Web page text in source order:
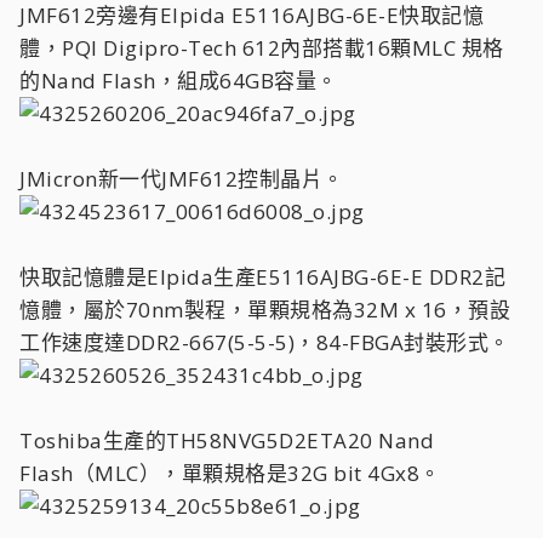
JMF612旁邊有Elpida E5116AJBG-6E-E快取記憶
體，PQI Digipro-Tech 612內部搭載16顆MLC 規格
的Nand Flash，組成64GB容量。
JMicron新一代JMF612控制晶片。
快取記憶體是Elpida生產E5116AJBG-6E-E DDR2記
憶體，屬於70nm製程，單顆規格為32M x 16，預設
工作速度達DDR2-667(5-5-5)，84-FBGA封裝形式。
Toshiba生產的TH58NVG5D2ETA20 Nand
Flash（MLC），單顆規格是32G bit 4Gx8。